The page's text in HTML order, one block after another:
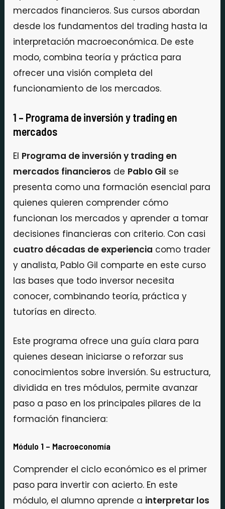
mercados financieros. Sus cursos abordan
desde los fundamentos del trading hasta la
interpretación macroeconómica. De este
modo, combina teoría y práctica para
ofrecer una visión completa del
funcionamiento de los mercados.
1 – Programa de inversión y trading en
mercados
El Programa de inversión y trading en
mercados financieros de Pablo Gil se
presenta como una formación esencial para
quienes quieren comprender cómo
funcionan los mercados y aprender a tomar
decisiones financieras con criterio. Con casi
cuatro décadas de experiencia como trader
y analista, Pablo Gil comparte en este curso
las bases que todo inversor necesita
conocer, combinando teoría, práctica y
tutorías en directo.
Este programa ofrece una guía clara para
quienes desean iniciarse o reforzar sus
conocimientos sobre inversión. Su estructura,
dividida en tres módulos, permite avanzar
paso a paso en los principales pilares de la
formación financiera:
Módulo 1 – Macroeconomía
Comprender el ciclo económico es el primer
paso para invertir con acierto. En este
módulo, el alumno aprende a interpretar los